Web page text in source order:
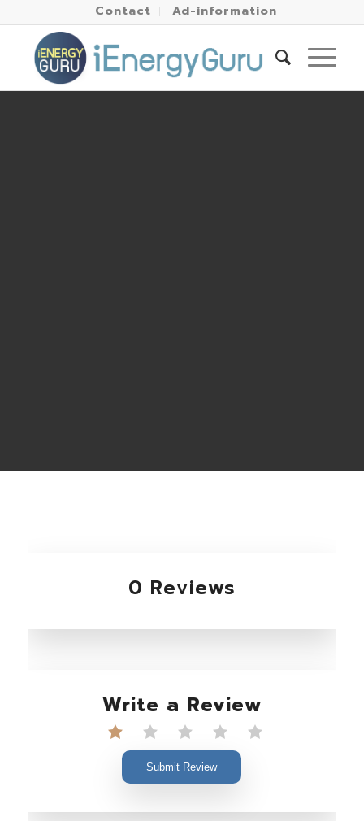
Contact Ad-information
0 Reviews
Write a Review
Submit Review